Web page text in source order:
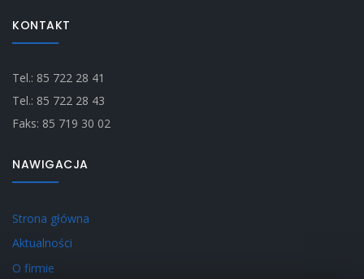
KONTAKT
Tel.: 85 722 28 41
Tel.: 85 722 28 43
Faks: 85 719 30 02
NAWIGACJA
Strona główna
Aktualności
O firmie